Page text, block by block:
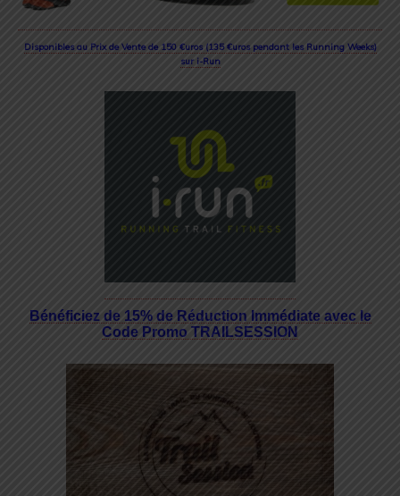
Disponibles au Prix de Vente de 150 €uros (135 €uros pendant les Running Weeks)
sur i-Run
Bénéficiez de 15% de Réduction Immédiate avec le
Code Promo TRAILSESSION